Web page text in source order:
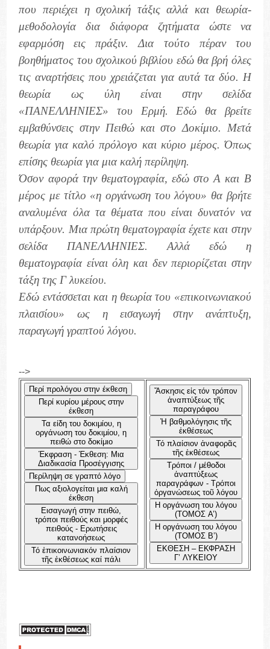
που περιέχει η σχολική τάξις αλλά και θεωρία-
μεθοδολογία δια διάφορα ζητήματα ώστε να
εφαρμόση εις πράξιν. Δια τούτο πέραν του
βοηθήματος του σχολικού βιβλίου εδώ θα βρή όλες
τις αναρτήσεις που χρειάζεται για αυτά τα δύο. Η
θεωρία ως ύλη είναι στην σελίδα
«ΠΑΝΕΛΛΗΝΙΕΣ» του Ερμή. Εδώ θα βρείτε
εμβαθύνσεις στην Πειθώ και στο Δοκίμιο. Μετά
θεωρία για καλό πρόλογο και κύριο μέρος. Όπως
επίσης θεωρία για μια καλή περίληψη.
Όσον αφορά την θεματογραφία, εδώ στο Α και Β
μέρος με τίτλο «η οργάνωση του λόγου» θα βρήτε
αναλυμένα όλα τα θέματα που είναι δυνατόν να
υπάρξουν. Μια πρώτη θεματογραφία έχετε και στην
σελίδα ΠΑΝΕΛΛΗΝΙΕΣ. Αλλά εδώ η
θεματογραφία είναι όλη και δεν περιορίζεται στην
τάξη της Γ λυκείου.
Εδώ εντάσσεται και η θεωρία του «επικοινωνιακού
πλαισίου» ως η εισαγωγή στην ανάπτυξη,
παραγωγή γραπτού λόγου.
-->
Περί προλόγου στην έκθεση
Περί κυρίου μέρους στην
έκθεση
Τα είδη του δοκιμίου, η
οργάνωση του δοκιμίου, η
πειθώ στο δοκίμιο
Έκφραση - Έκθεση: Μια
Διαδικασία Προσέγγισης
Περίληψη σε γραπτό λόγο
Πως αξιολογείται μια καλή
έκθεση
Εισαγωγή στην πειθώ,
τρόποι πειθούς και μορφές
πειθούς - Ερωτήσεις
κατανοήσεως
Τό ἐπικοινωνιακόν πλαίσιον
τῆς ἐκθέσεως καί πάλι
Ἄσκησις εἰς τόν τρόπον
ἀναπτύξεως τῆς
παραγράφου
Ἡ βαθμολόγησις τῆς
ἐκθέσεως
Τό πλαίσιον ἀναφορᾶς
τῆς ἐκθέσεως
Τρόποι / μέθοδοι
ἀναπτύξεως
παραγράφων - Τρόποι
ὀργανώσεως τοῦ λόγου
Η οργάνωση του λόγου
(ΤΟΜΟΣ Α’)
Η οργάνωση του λόγου
(ΤΟΜΟΣ Β’)
ΕΚΘΕΣΗ – ΕΚΦΡΑΣΗ
Γ’ ΛΥΚΕΙΟΥ